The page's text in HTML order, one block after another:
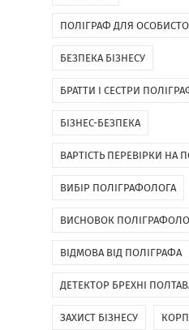
ПОЛІГРАФ ДЛЯ
БЕЗПЕКА БІЗНЕСУ
БРАТТИ І СЕСТРИ
БІЗНЕС-БЕЗПЕКА
ВАРТІСТЬ ПЕРЕВІРКИ НА
ВИБІР ПОЛІГРАФОЛОГА
ВИСНОВОК
ВІДМОВА ВІД ПОЛІГРАФА
ДЕТЕКТОР БРЕХНІ
ЗАХИСТ БІЗНЕСУ